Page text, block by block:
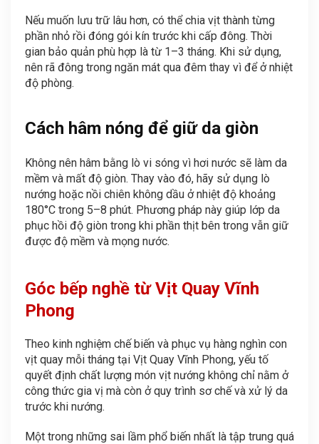
Nếu muốn lưu trữ lâu hơn, có thể chia vịt thành từng
phần nhỏ rồi đóng gói kín trước khi cấp đông. Thời
gian bảo quản phù hợp là từ 1–3 tháng. Khi sử dụng,
nên rã đông trong ngăn mát qua đêm thay vì để ở nhiệt
độ phòng.
Cách hâm nóng để giữ da giòn
Không nên hâm bằng lò vi sóng vì hơi nước sẽ làm da
mềm và mất độ giòn. Thay vào đó, hãy sử dụng lò
nướng hoặc nồi chiên không dầu ở nhiệt độ khoảng
180°C trong 5–8 phút. Phương pháp này giúp lớp da
phục hồi độ giòn trong khi phần thịt bên trong vẫn giữ
được độ mềm và mọng nước.
Góc bếp nghề từ Vịt Quay Vĩnh
Phong
Theo kinh nghiệm chế biến và phục vụ hàng nghìn con
vịt quay mỗi tháng tại Vịt Quay Vĩnh Phong, yếu tố
quyết định chất lượng món vịt nướng không chỉ nằm ở
công thức gia vị mà còn ở quy trình sơ chế và xử lý da
trước khi nướng.
Một trong những sai lầm phổ biến nhất là tập trung quá